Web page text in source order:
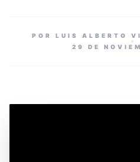
POR LUIS ALBERTO
29 DE